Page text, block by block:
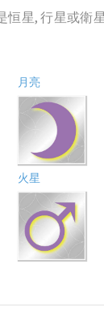
恒星, 行星或衛
月亮
火星